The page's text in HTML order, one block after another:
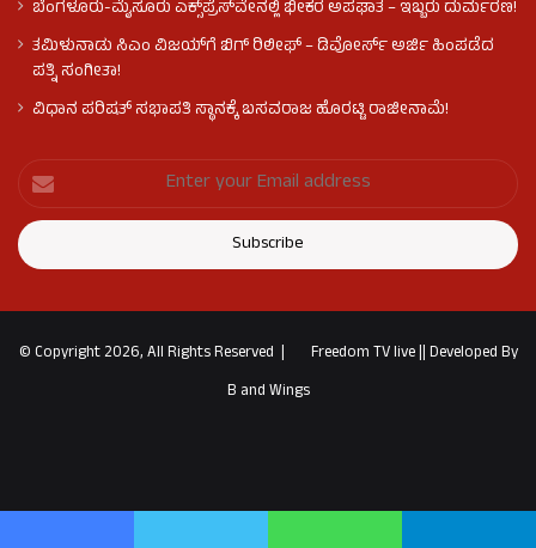
ಬೆಂಗಳೂರು-ಮೈಸೂರು ಎಕ್ಸ್‌ಪ್ರೆಸ್‌ವೇನಲ್ಲಿ ಭೀಕರ ಅಪಘಾತ – ಇಬ್ಬರು ದುರ್ಮರಣ!
ತಮಿಳುನಾಡು ಸಿಎಂ ವಿಜಯ್‌ಗೆ ಬಿಗ್ ರಿಲೀಫ್ – ಡಿವೋರ್ಸ್ ಅರ್ಜಿ ಹಿಂಪಡೆದ
ಪತ್ನಿ ಸಂಗೀತಾ!
ವಿಧಾನ ಪರಿಷತ್ ಸಭಾಪತಿ ಸ್ಥಾನಕ್ಕೆ ಬಸವರಾಜ ಹೊರಟ್ಟಿ ರಾಜೀನಾಮೆ!
© Copyright 2026, All Rights Reserved | Freedom TV live||Developed By
B and Wings